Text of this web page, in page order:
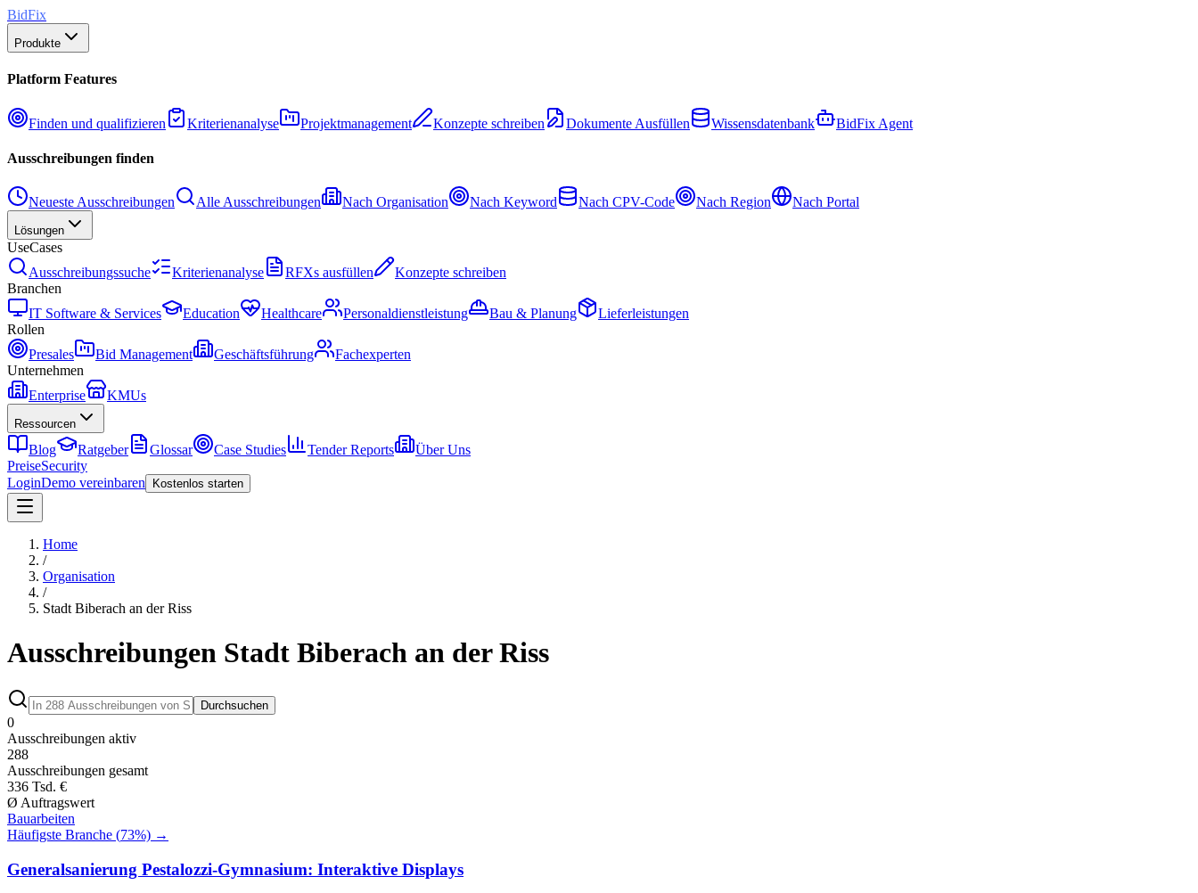
BidFix
Produkte
Platform Features
Finden und qualifizieren Kriterienanalyse Projektmanagement Konzepte schreiben Dokumente Ausfüllen Wissensdatenbank BidFix Agent
Ausschreibungen finden
Neueste Ausschreibungen Alle Ausschreibungen Nach Organisation Nach Keyword Nach CPV-Code Nach Region Nach Portal
Lösungen
UseCases
Ausschreibungssuche
Kriterienanalyse RFXs ausfüllen
Konzepte schreiben
Branchen
IT Software & Services
Education Healthcare Personaldienstleistung Bau & Planung
Lieferleistungen
Rollen
Presales
Bid Management Geschäftsführung
Fachexperten
Unternehmen
Enterprise
KMUs
Ressourcen
Blog Ratgeber Glossar Case Studies Tender Reports
Über Uns
PreiseSecurity
LoginDemo vereinbaren Kostenlos starten
Home
/
Organisation
/
Stadt Biberach an der Riss
Ausschreibungen Stadt Biberach an der Riss
Durchsuchen
0
Ausschreibungen aktiv
288
Ausschreibungen gesamt
336 Tsd. €
Ø Auftragswert
Bauarbeiten
Häufigste Branche (73%) →
Generalsanierung Pestalozzi-Gymnasium: Interaktive Displays